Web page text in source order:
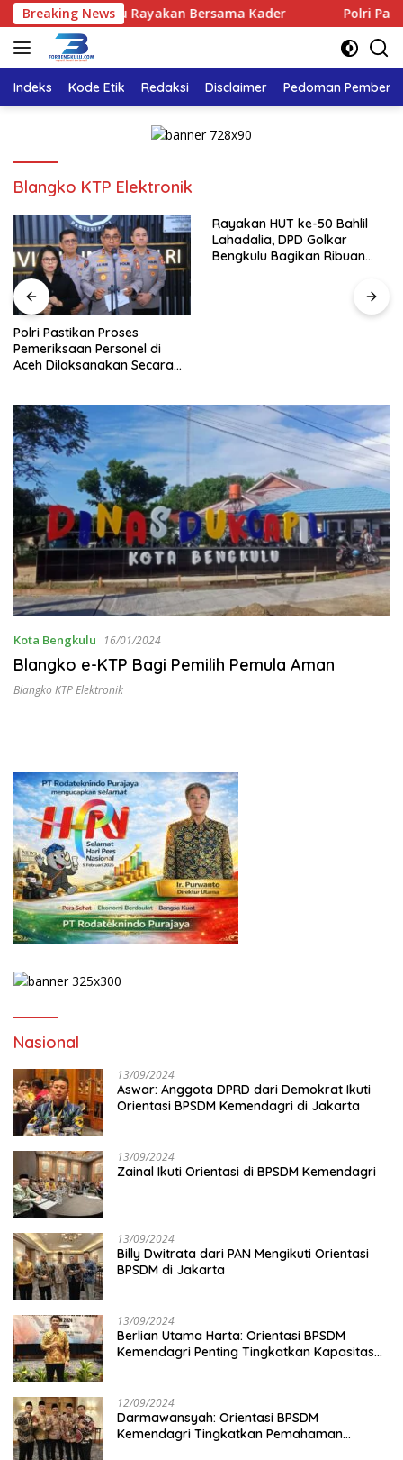
Langsung
ke
konten
Breaking News
Bengkulu Rayakan Bersama Kader Polri
Indeks Kode Etik Redaksi Disclaimer Pedoman
Blangko KTP Elektronik
Polri Pastikan Proses
Pemeriksaan Personel di
Aceh Dilaksanakan Secara
Rayakan HUT ke-50 Bahlil
Lahadalia, DPD Golkar
Bengkulu Bagikan Ribuan
Kota Bengkulu 16/01/2024
Blangko e-KTP Bagi Pemilih Pemula Aman
Blangko KTP Elektronik
Nasional
13/09/2024
Aswar: Anggota DPRD dari Demokrat Ikuti
Orientasi BPSDM Kemendagri di Jakarta
13/09/2024
Zainal Ikuti Orientasi di BPSDM Kemendagri
13/09/2024
Billy Dwitrata dari PAN Mengikuti Orientasi
BPSDM di Jakarta
13/09/2024
Berlian Utama Harta: Orientasi BPSDM
Kemendagri Penting Tingkatkan Kapasitas
12/09/2024
Darmawansyah: Orientasi BPSDM
Kemendagri Tingkatkan Pemahaman